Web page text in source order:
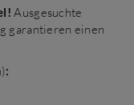
Ausgesuchte
garantieren einen
: